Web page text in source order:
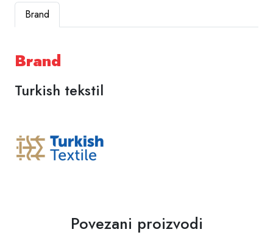
Brand
Brand
Turkish tekstil
Povezani proizvodi